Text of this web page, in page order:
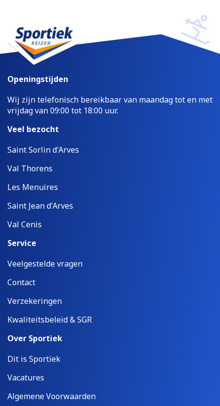
Openingstijden
Wij zijn telefonisch bereikbaar van maandag tot en met
vrijdag van 09:00 tot 18:00 uur.
Veel bezocht
Saint Sorlin d'Arves
Val Thorens
Les Menuires
Saint Jean d'Arves
Val Cenis
Service
Veelgestelde vragen
Contact
Verzekeringen
Kwaliteitsbeleid & SGR
Over Sportiek
Dit is Sportiek
Vacatures
Algemene Voorwaarden